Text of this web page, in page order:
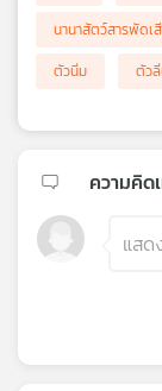
นานาสัตว์สารพัดเ
ตัวนิ่ม
ตัว
ความคิด